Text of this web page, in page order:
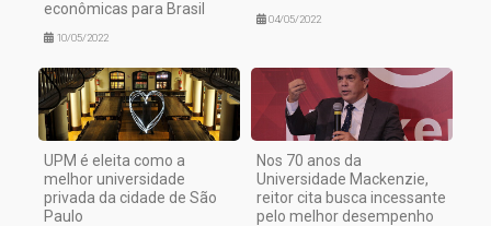
econômicas para Brasil
10/05/2022
04/05/2022
UPM é eleita como a
melhor universidade
privada da cidade de São
Paulo
Nos 70 anos da
Universidade Mackenzie,
reitor cita busca incessante
pelo melhor desempenho